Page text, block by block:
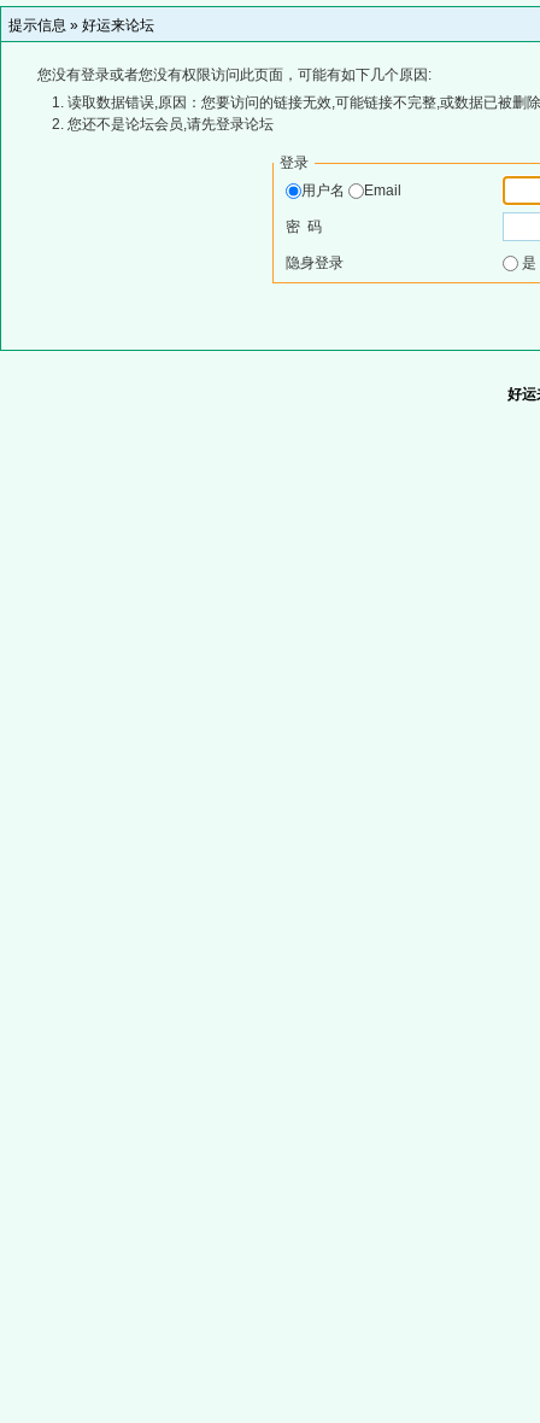
提示信息 » 好运来论坛
您没有登录或者您没有权限访问此页面，可能有如下几个原因:
读取数据错误,原因：您要访问的链接无效,可能链接不完整,或数据已被删
您还不是论坛会员,请先登录论坛
登录
用户名
Email
密 码
隐身登录
好